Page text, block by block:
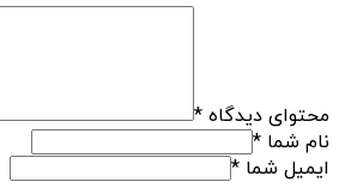
محتوای دیدگاه *
نام شما *
ایمیل شما *